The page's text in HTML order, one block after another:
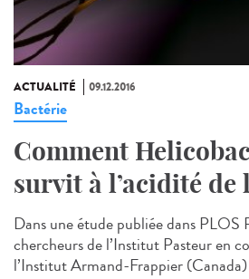
ACTUALITÉ 09.12.2016
Bactérie
Comment
survit à l’acidité de
Dans une étude publiée dans PLOS
chercheurs de l’Institut Pasteur en
l’Institut Armand-Frappier